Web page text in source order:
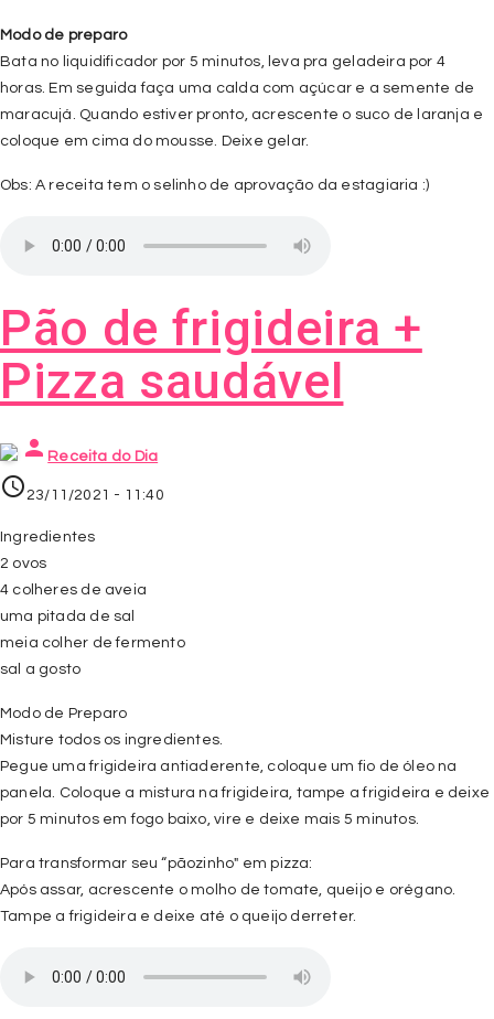
Modo de preparo
Bata no liquidificador por 5 minutos, leva pra geladeira por 4
horas. Em seguida faça uma calda com açúcar e a semente de
maracujá. Quando estiver pronto, acrescente o suco de laranja e
coloque em cima do mousse. Deixe gelar.
Obs: A receita tem o selinho de aprovação da estagiaria :)
Pão de frigideira +
Pizza saudável
person Receita do Dia
access_time 23/11/2021 - 11:40
Ingredientes
2 ovos
4 colheres de aveia
uma pitada de sal
meia colher de fermento
sal a gosto
Modo de Preparo
Misture todos os ingredientes.
Pegue uma frigideira antiaderente, coloque um fio de óleo na
panela. Coloque a mistura na frigideira, tampe a frigideira e deixe
por 5 minutos em fogo baixo, vire e deixe mais 5 minutos.
Para transformar seu “pãozinho" em pizza:
Após assar, acrescente o molho de tomate, queijo e orégano.
Tampe a frigideira e deixe até o queijo derreter.